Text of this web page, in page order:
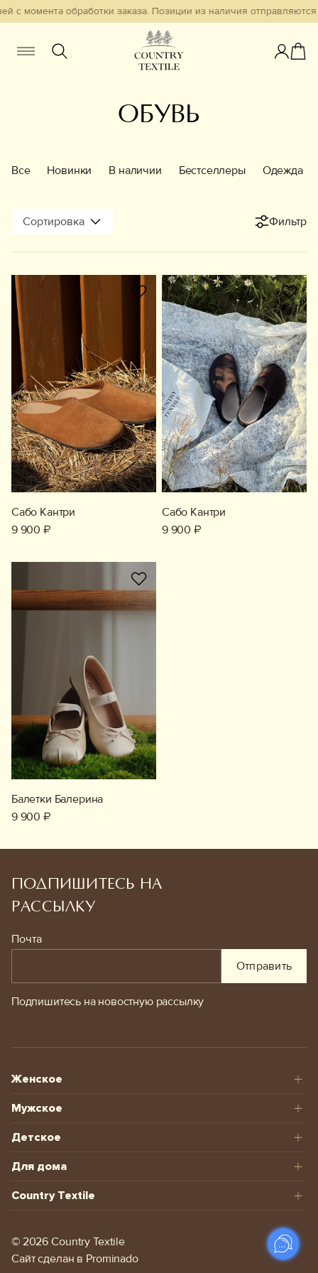
с момента обработки заказа. Позиции из наличия
МужчинамДетям
Новинки
В наличии
Бестселлеры
Одежда
Обувь
Аксессуары
Украшения
Дом
Подарочный сертификат
Информация
ОБУВЬ
Все Новинки В наличии Бестселлеры Одежда
Фильтр
Сортировка
Сабо Кантри
9 900 ₽
Сабо Кантри
9 900 ₽
Балетки Балерина
9 900 ₽
ПОДПИШИТЕСЬ НА
РАССЫЛКУ
Почта
Отправить
Подпишитесь на новостную рассылку
Женское
Мужское
Детское
Для дома
Country Textile
© 2026 Сountry Textile
Сайт сделан в Prominado